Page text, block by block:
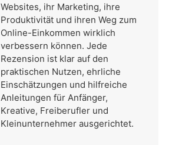
Websites, ihr Marketing, ihre
Produktivität und ihren Weg zum
Online-Einkommen wirklich
verbessern können. Jede
Rezension ist klar auf den
praktischen Nutzen, ehrliche
Einschätzungen und hilfreiche
Anleitungen für Anfänger,
Kreative, Freiberufler und
Kleinunternehmer ausgerichtet.